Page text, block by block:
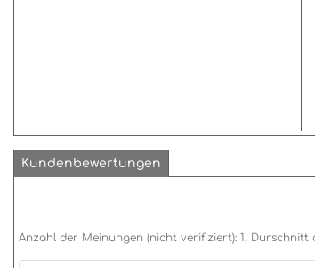
Kundenbewertungen
Anzahl der Meinungen (nicht verifiziert): 1, Durschnitt